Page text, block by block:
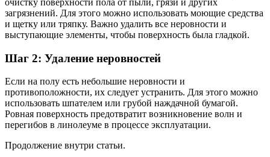
очистку поверхности пола от пыли, грязи и других
загрязнений. Для этого можно использовать моющие средства
и щетку или тряпку. Важно удалить все неровности и
выступающие элементы, чтобы поверхность была гладкой.
Шаг 2: Удаление неровностей
Если на полу есть небольшие неровности и
противоположности, их следует устранить. Для этого можно
использовать шпателем или грубой наждачной бумагой.
Ровная поверхность предотвратит возникновение волн и
перегибов в линолеуме в процессе эксплуатации.
Продолжение внутри статьи.